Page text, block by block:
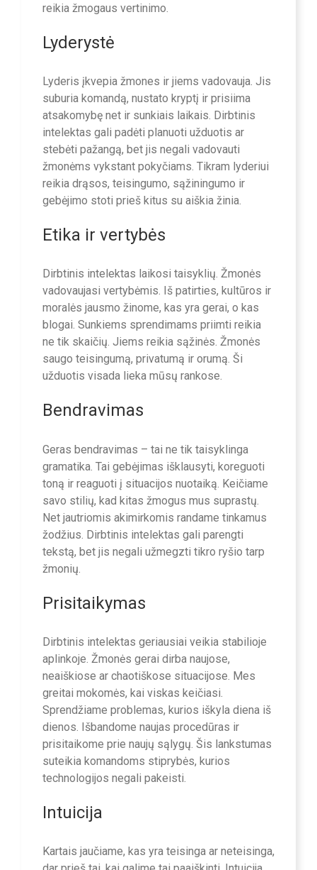
reikia žmogaus vertinimo.
Lyderystė
Lyderis įkvepia žmones ir jiems vadovauja. Jis
suburia komandą, nustato kryptį ir prisiima
atsakomybę net ir sunkiais laikais. Dirbtinis
intelektas gali padėti planuoti užduotis ar
stebėti pažangą, bet jis negali vadovauti
žmonėms vykstant pokyčiams. Tikram lyderiui
reikia drąsos, teisingumo, sąžiningumo ir
gebėjimo stoti prieš kitus su aiškia žinia.
Etika ir vertybės
Dirbtinis intelektas laikosi taisyklių. Žmonės
vadovaujasi vertybėmis. Iš patirties, kultūros ir
moralės jausmo žinome, kas yra gerai, o kas
blogai. Sunkiems sprendimams priimti reikia
ne tik skaičių. Jiems reikia sąžinės. Žmonės
saugo teisingumą, privatumą ir orumą. Ši
užduotis visada lieka mūsų rankose.
Bendravimas
Geras bendravimas – tai ne tik taisyklinga
gramatika. Tai gebėjimas išklausyti, koreguoti
toną ir reaguoti į situacijos nuotaiką. Keičiame
savo stilių, kad kitas žmogus mus suprastų.
Net jautriomis akimirkomis randame tinkamus
žodžius. Dirbtinis intelektas gali parengti
tekstą, bet jis negali užmegzti tikro ryšio tarp
žmonių.
Prisitaikymas
Dirbtinis intelektas geriausiai veikia stabilioje
aplinkoje. Žmonės gerai dirba naujose,
neaiškiose ar chaotiškose situacijose. Mes
greitai mokomės, kai viskas keičiasi.
Sprendžiame problemas, kurios iškyla diena iš
dienos. Išbandome naujas procedūras ir
prisitaikome prie naujų sąlygų. Šis lankstumas
suteikia komandoms stiprybės, kurios
technologijos negali pakeisti.
Intuicija
Kartais jaučiame, kas yra teisinga ar neteisinga,